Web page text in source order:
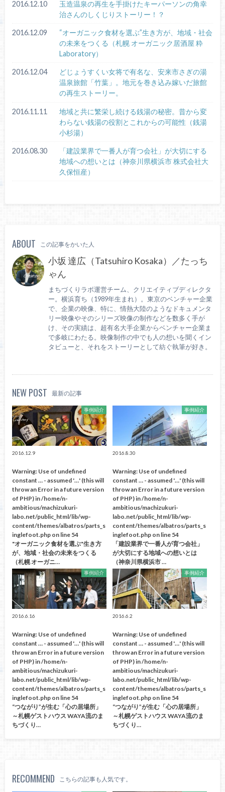
2016.12.10
玉造温泉の再生を手掛けたキーパーソンの角幸
治さんのしくじりストーリー！？
2016.12.09
“オーガニック食材を選ぶ”生き方が、地域・社会
の未来をつくる（札幌 オーガニック居酒屋 粋
Laboratory）
2016.12.04
どじょうすくい女将で有名な、安来市さぎの湯
温泉旅館「竹葉」。地元を巻き込み嫁いだ旅館
の再生ストーリー。
2016.11.11
地域と共に繁栄し続ける銭湯の秘密。昔から変
わらない銭湯の役割とこれからの可能性（銭湯
小杉湯）
2016.08.30
「建設業界で一番人が育つ会社」が大切にする
地域への想いとは（神奈川県横浜市 株式会社大
久保恒産）
ABOUT この記事をかいた人
小坂 達広（Tatsuhiro Kosaka）／たっち
ゃん
まちづくりラボ運営チーム、クリエイティブディレクタ
ー。横浜育ち（1989年生まれ）。東京のベンチャー企業
で、企業の映像、特に、情熱大陸のようなドキュメンタ
リー映像やそのシリーズ映像の制作などを数多く手が
け、その実績は、超有名大手企業からベンチャー企業ま
で多岐にわたる。映像制作の中でも人の想いを聞くイン
タビューと、それをストーリーとして紡ぐ執筆が好き。
NEW POST 最新の記事
事例紹介
2016.12.9
Warning: Use of undefined
constant … - assumed '…' (this will
throw an Error in a future version
of PHP) in/home/n-
ambitious/machizukuri-
labo.net/public_html/lib/wp-
content/themes/albatros/parts_s
inglefoot.php on line 54
"オーガニック食材を選ぶ"生き方
が、地域・社会の未来をつくる
（札幌 オーガニ…
事例紹介
2016.8.30
Warning: Use of undefined
constant … - assumed '…' (this will
throw an Error in a future version
of PHP) in/home/n-
ambitious/machizukuri-
labo.net/public_html/lib/wp-
content/themes/albatros/parts_s
inglefoot.phpon line 54
「建設業界で一番人が育つ会社」
が大切にする地域への想いとは
（神奈川県横浜市 …
事例紹介
2016.6.16
Warning: Use of undefined
constant … - assumed '…' (this will
throw an Error in a future version
of PHP) in/home/n-
ambitious/machizukuri-
labo.net/public_html/lib/wp-
content/themes/albatros/parts_s
inglefoot.php on line 54
“つながり”が生む「心の居場所」
～札幌ゲストハウス WAYA流のま
ちづくり…
事例紹介
2016.6.2
Warning: Use of undefined
constant … - assumed '…' (this will
throw an Error in a future version
of PHP) in/home/n-
ambitious/machizukuri-
labo.net/public_html/lib/wp-
content/themes/albatros/parts_s
inglefoot.phpon line 54
“つながり”が生む「心の居場所」
～札幌ゲストハウス WAYA流のま
ちづくり…
RECOMMEND こちらの記事も人気です。